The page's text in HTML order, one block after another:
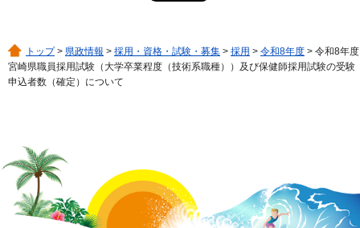
トップ> 県政情報 > 採用・資格・試験・募集 > 採用 > 令和8年度 > 令和8年度
宮崎県職員採用試験（大学卒業程度（技術系職種））及び保健師採用試験の受験
申込者数（確定）について